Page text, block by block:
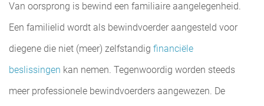
Van oorsprong is bewind een familiaire aangelegenheid.
Een familielid wordt als bewindvoerder aangesteld voor
diegene die niet (meer) zelfstandig financiële
beslissingen kan nemen. Tegenwoordig worden steeds
meer professionele bewindvoerders aangewezen. De